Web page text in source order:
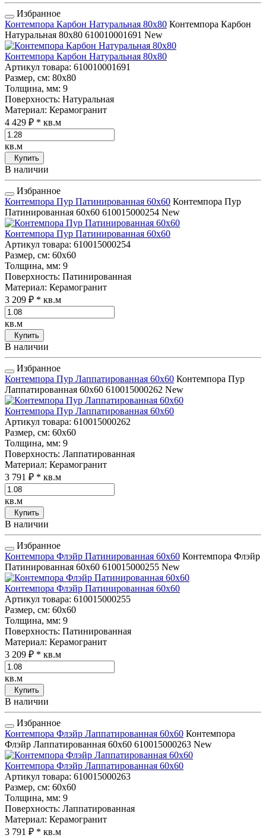
Избранное
Контемпора Карбон Натуральная 80x80 Контемпора Карбон
Натуральная 80x80 610010001691 New
Контемпора Карбон Натуральная 80x80
Артикул товара: 610010001691
Размер, см: 80x80
Толщина, мм: 9
Поверхность: Натуральная
Материал: Керамогранит
4 429 ₽ * кв.м
кв.м
Купить
В наличии
Избранное
Контемпора Пур Патинированная 60x60 Контемпора Пур
Патинированная 60x60 610015000254 New
Контемпора Пур Патинированная 60x60
Артикул товара: 610015000254
Размер, см: 60x60
Толщина, мм: 9
Поверхность: Патинированная
Материал: Керамогранит
3 209 ₽ * кв.м
кв.м
Купить
В наличии
Избранное
Контемпора Пур Лаппатированная 60x60 Контемпора Пур
Лаппатированная 60x60 610015000262 New
Контемпора Пур Лаппатированная 60x60
Артикул товара: 610015000262
Размер, см: 60x60
Толщина, мм: 9
Поверхность: Лаппатированная
Материал: Керамогранит
3 791 ₽ * кв.м
кв.м
Купить
В наличии
Избранное
Контемпора Флэйр Патинированная 60x60 Контемпора Флэйр
Патинированная 60x60 610015000255 New
Контемпора Флэйр Патинированная 60x60
Артикул товара: 610015000255
Размер, см: 60x60
Толщина, мм: 9
Поверхность: Патинированная
Материал: Керамогранит
3 209 ₽ * кв.м
кв.м
Купить
В наличии
Избранное
Контемпора Флэйр Лаппатированная 60x60 Контемпора
Флэйр Лаппатированная 60x60 610015000263 New
Контемпора Флэйр Лаппатированная 60x60
Артикул товара: 610015000263
Размер, см: 60x60
Толщина, мм: 9
Поверхность: Лаппатированная
Материал: Керамогранит
3 791 ₽ * кв.м